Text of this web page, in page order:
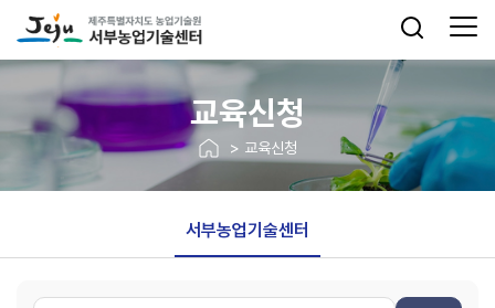
교육신청
> 교육신청
서부농업기술센터